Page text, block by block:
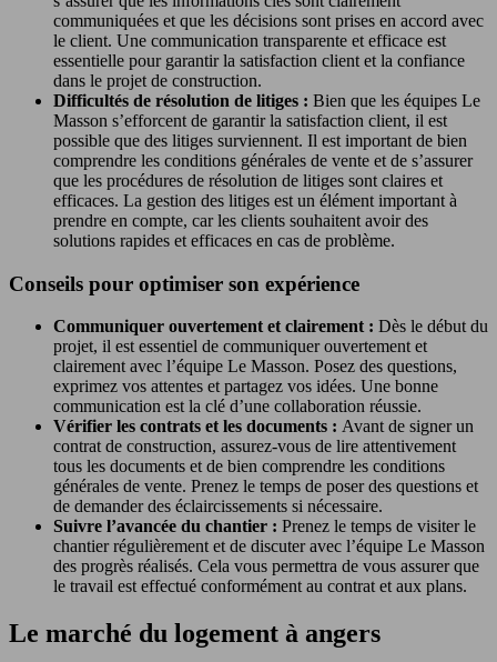
communiquées et que les décisions sont prises en accord avec
le client. Une communication transparente et efficace est
essentielle pour garantir la satisfaction client et la confiance
dans le projet de construction.
Difficultés de résolution de litiges : Bien que les équipes Le
Masson s’efforcent de garantir la satisfaction client, il est
possible que des litiges surviennent. Il est important de bien
comprendre les conditions générales de vente et de s’assurer
que les procédures de résolution de litiges sont claires et
efficaces. La gestion des litiges est un élément important à
prendre en compte, car les clients souhaitent avoir des
solutions rapides et efficaces en cas de problème.
Conseils pour optimiser son expérience
Communiquer ouvertement et clairement : Dès le début du
projet, il est essentiel de communiquer ouvertement et
clairement avec l’équipe Le Masson. Posez des questions,
exprimez vos attentes et partagez vos idées. Une bonne
communication est la clé d’une collaboration réussie.
Vérifier les contrats et les documents : Avant de signer un
contrat de construction, assurez-vous de lire attentivement
tous les documents et de bien comprendre les conditions
générales de vente. Prenez le temps de poser des questions et
de demander des éclaircissements si nécessaire.
Suivre l’avancée du chantier : Prenez le temps de visiter le
chantier régulièrement et de discuter avec l’équipe Le Masson
des progrès réalisés. Cela vous permettra de vous assurer que
le travail est effectué conformément au contrat et aux plans.
Le marché du logement à angers